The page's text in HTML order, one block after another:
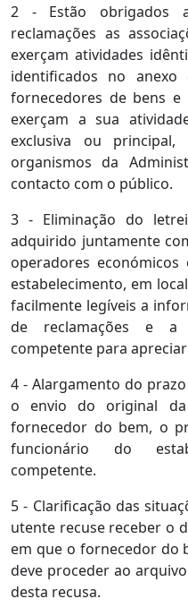
2 - Estão obrigados
reclamações as
exerçam atividades
identificados no
fornecedores de bens e
exerçam a sua
exclusiva ou
organismos da
contacto com o público.
3 - Eliminação do
adquirido juntamente
operadores
estabelecimento, em
facilmente legíveis a
de reclamações e a
competente para
4 - Alargamento do
o envio do original
fornecedor do bem, o
funcionário do
competente.
5 - Clarificação das
utente recuse receber o
em que o fornecedor do
deve proceder ao
desta recusa.